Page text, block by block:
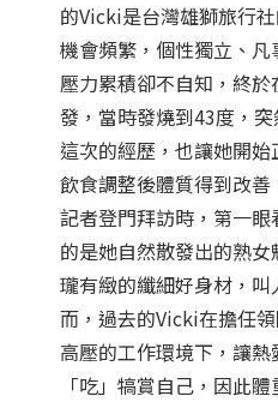
的Vicki是台灣雄獅旅行
機會頻繁，個性獨立、
壓力累積卻不自知，終
發，當時發燒到43度，
這次的經歷，也讓她開
飲食調整後體質得到改
記者登門拜訪時，第一
的是她自然散發出的熟
瓏有緻的纖細好身材，
而，過去的Vicki在擔任
高壓的工作環境下，讓
「吃」犒賞自己，因此